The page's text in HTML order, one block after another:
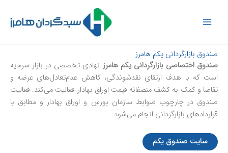
صندوق بازارگردانی یکم هامرز
صندوق اختصاصی بازارگردانی یکم هامرز نهادی تخصصی در بازار سرمایه
است که با هدف ارتقای نقدشوندگی، کاهش عدم‌تعادل‌های عرضه و
تقاضا و کمک به کشف منصفانه قیمت اوراق بهادار فعالیت می‌کند. فعالیت
صندوق در چارچوب ضوابط سازمان بورس و اوراق بهادار و مطابق با
قراردادهای بازارگردانی انجام می‌شود.
سایت صندوق یکم